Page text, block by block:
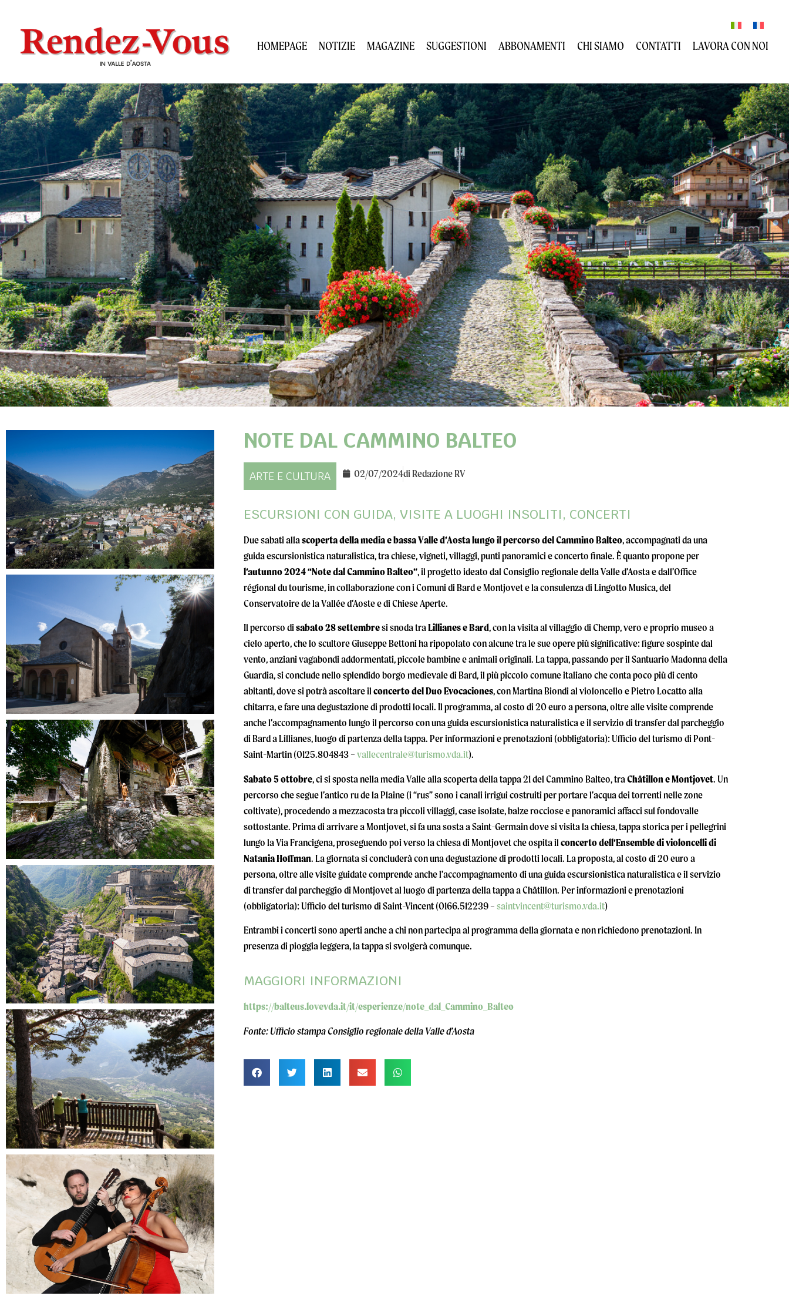
HOMEPAGE NOTIZIE MAGAZINE SUGGESTIONI ABBONAMENTI CHI SIAMO CONTATTI LAVORA CON NOI
NOTE DAL CAMMINO BALTEO
ARTE E CULTURA 02/07/2024diRedazione RV
ESCURSIONI CON GUIDA, VISITE A LUOGHI INSOLITI, CONCERTI
Due sabati allascoperta della media e bassa Valle d’Aosta lungo il percorso del Cammino Balteo, accompagnati da una
guida escursionistica naturalistica, tra chiese, vigneti, villaggi, punti panoramici e concerto finale. È quanto propone per
l’autunno 2024 “Note dal Cammino Balteo”, il progetto ideato dal Consiglio regionale della Valle d’Aosta e dall’Office
régional du tourisme, in collaborazione con i Comuni di Bard e Montjovet e la consulenza di Lingotto Musica, del
Conservatoire de la Vallée d’Aoste e di Chiese Aperte.
Il percorso disabato 28 settembresi snoda traLillianes e Bard, con la visita al villaggio di Chemp, vero e proprio museo a
cielo aperto, che lo scultore Giuseppe Bettoni ha ripopolato con alcune tra le sue opere più significative: figure sospinte dal
vento, anziani vagabondi addormentati, piccole bambine e animali originali. La tappa, passando per il Santuario Madonna della
Guardia, si conclude nello splendido borgo medievale di Bard, il più piccolo comune italiano che conta poco più di cento
abitanti, dove si potrà ascoltare ilconcerto del Duo Evocaciones, con Martina Biondi al violoncello e Pietro Locatto alla
chitarra, e fare una degustazione di prodotti locali. Il programma, al costo di 20 euro a persona, oltre alle visite comprende
anche l’accompagnamento lungo il percorso con una guida escursionistica naturalistica e il servizio di transfer dal parcheggio
di Bard a Lillianes, luogo di partenza della tappa. Per informazioni e prenotazioni (obbligatoria): Ufficio del turismo di Pont-
Saint-Martin (0125.804843 – vallecentrale@turismo.vda.it).
Sabato 5 ottobre, ci si sposta nella media Valle alla scoperta della tappa 21 del Cammino Balteo, traChâtillon e Montjovet. Un
percorso che segue l’antico ru de la Plaine (i “rus” sono i canali irrigui costruiti per portare l’acqua dei torrenti nelle zone
coltivate), procedendo a mezzacosta tra piccoli villaggi, case isolate, balze rocciose e panoramici affacci sul fondovalle
sottostante. Prima di arrivare a Montjovet, si fa una sosta a Saint-Germain dove si visita la chiesa, tappa storica per i pellegrini
lungo la Via Francigena, proseguendo poi verso la chiesa di Montjovet che ospita il concerto dell’Ensemble di violoncelli di
Natania Hoffman. La giornata si concluderà con una degustazione di prodotti locali. La proposta, al costo di 20 euro a
persona, oltre alle visite guidate comprende anche l’accompagnamento di una guida escursionistica naturalistica e il servizio
di transfer dal parcheggio di Montjovet al luogo di partenza della tappa a Châtillon. Per informazioni e prenotazioni
(obbligatoria): Ufficio del turismo di Saint-Vincent (0166.512239 – saintvincent@turismo.vda.it)
Entrambi i concerti sono aperti anche a chi non partecipa al programma della giornata e non richiedono prenotazioni. In
presenza di pioggia leggera, la tappa si svolgerà comunque.
MAGGIORI INFORMAZIONI
https://balteus.lovevda.it/it/esperienze/note_dal_Cammino_Balteo
Fonte: Ufficio stampa Consiglio regionale della Valle d’Aosta